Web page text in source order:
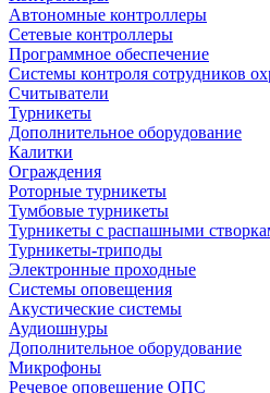
Автономные контроллеры
Сетевые контроллеры
Программное обеспечение
Системы контроля сотрудников
Считыватели
Турникеты
Дополнительное оборудование
Калитки
Ограждения
Роторные турникеты
Тумбовые турникеты
Турникеты с распашными
Турникеты-триподы
Электронные проходные
Системы оповещения
Акустические системы
Аудиошнуры
Дополнительное оборудование
Микрофоны
Речевое оповещение ОПС